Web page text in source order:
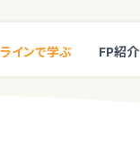
インで学ぶ FP紹介